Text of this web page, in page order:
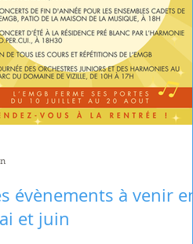
évènements à venir en
et juin